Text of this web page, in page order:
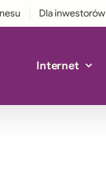
Dla inwestorów
Internet